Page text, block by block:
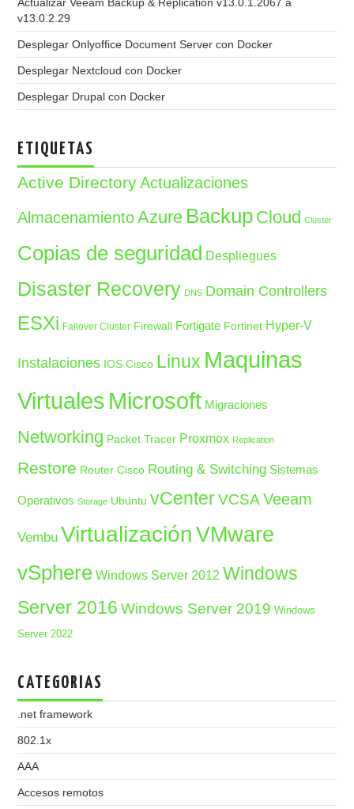
Actualizar Veeam Backup & Replication v13.0.1.2067 a
v13.0.2.29
Desplegar Onlyoffice Document Server con Docker
Desplegar Nextcloud con Docker
Desplegar Drupal con Docker
ETIQUETAS
Active Directory Actualizaciones
Almacenamiento Azure Backup Cloud Cluster
Copias de seguridad Despliegues
Disaster Recovery DNS Domain Controllers
ESXi Failover Cluster Firewall Fortigate Fortinet Hyper-V
Instalaciones IOS Cisco Linux Maquinas
Virtuales Microsoft Migraciones
Networking Packet Tracer Proxmox Replication
Restore Router Cisco Routing & Switching Sistemas
Operativos Storage Ubuntu vCenter VCSA Veeam
Vembu Virtualización VMware
vSphere Windows Server 2012 Windows
Server 2016 Windows Server 2019 Windows
Server 2022
CATEGORIAS
.net framework
802.1x
AAA
Accesos remotos